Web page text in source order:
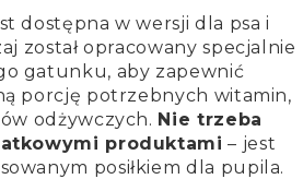
dostępna w wersji dla psa i
został opracowany specjalnie
gatunku, aby zapewnić
porcję potrzebnych witamin,
odżywczych. Nie trzeba
produktami – jest
posiłkiem dla pupila.